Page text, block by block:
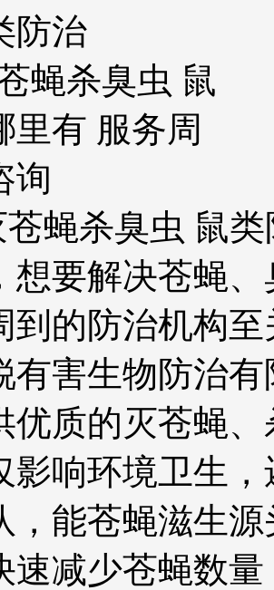
防治
蝇杀臭虫 鼠
想要解决苍蝇
到的防治机构
有害生物防治
优质的灭苍蝇
影响环境卫生
，能苍蝇滋生
速减少苍蝇数